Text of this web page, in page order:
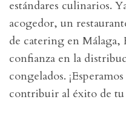
estándares culinarios.
acogedor, un
de catering en Málaga,
confianza en la
congelados.
contribuir al éxito de